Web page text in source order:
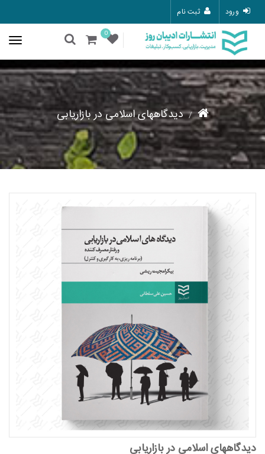
ورود ثبت نام
0
دیدگاههای اسلامی در بازاریابی
دیدگاههای اسلامی در بازاریابی